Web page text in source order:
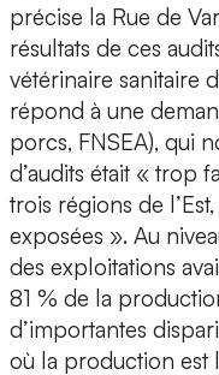
précise la Rue de
résultats de ces
vétérinaire sanitaire
répond à une
porcs, FNSEA), qui
d’audits était « trop
trois régions de
exposées ». Au
des exploitations
81 % de la
d’importantes
où la production est